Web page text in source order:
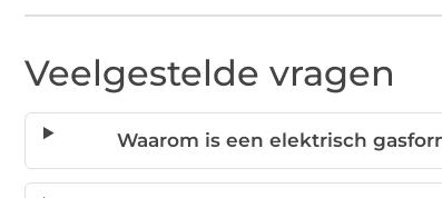
Veelgestelde vragen
Waarom is een elektrisch